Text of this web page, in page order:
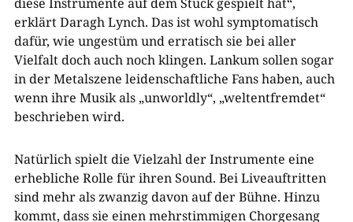
erklärt Daragh Lynch. Das ist wohl symptomatisch
dafür, wie ungestüm und erratisch sie bei aller
Vielfalt doch auch noch klingen. Lankum sollen sogar
in der Metalszene leidenschaftliche Fans haben, auch
wenn ihre Musik als „unworldly“, „weltentfremdet“
beschrieben wird.
Natürlich spielt die Vielzahl der Instrumente eine
erhebliche Rolle für ihren Sound. Bei Liveauftritten
sind mehr als zwanzig davon auf der Bühne. Hinzu
kommt, dass sie einen mehrstimmigen Chorgesang